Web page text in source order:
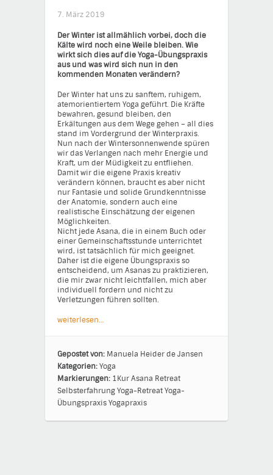
7. März 2019
Der Winter ist allmählich vorbei, doch die
Kälte wird noch eine Weile bleiben. Wie
wirkt sich dies auf die Yoga-Übungspraxis
aus und was wird sich nun in den
kommenden Monaten verändern?
Der Winter hat uns zu sanftem, ruhigem,
atemorientiertem Yoga geführt. Die Kräfte
bewahren, gesund bleiben, den
Erkältungen aus dem Wege gehen – all dies
stand im Vordergrund der Winterpraxis.
Nun nach der Wintersonnenwende spüren
wir das Verlangen nach mehr Energie und
Kraft, um der Müdigkeit zu entfliehen.
Damit wir die eigene Praxis kreativ
verändern können, braucht es aber nicht
nur Fantasie und solide Grundkenntnisse
der Anatomie, sondern auch eine
realistische Einschätzung der eigenen
Möglichkeiten.
Nicht jede Asana, die in einem Buch oder
einer Gemeinschaftsstunde unterrichtet
wird, ist tatsächlich für mich geeignet.
Daher ist die eigene Übungspraxis so
entscheidend, um Asanas zu praktizieren,
die mir zwar nicht leichtfallen, mich aber
individuell fordern und nicht zu
Verletzungen führen sollten.
weiterlesen…
Gepostet von: Manuela Heider de Jansen
Kategorien:Yoga
Markierungen: 1KurAsana Retreat
SelbsterfahrungYoga-RetreatYoga-
ÜbungspraxisYogapraxis